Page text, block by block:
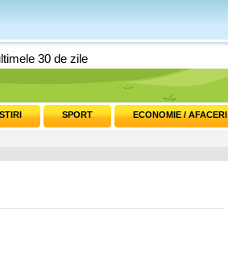
STIRI SPORT ECONOMIE / AFACERI